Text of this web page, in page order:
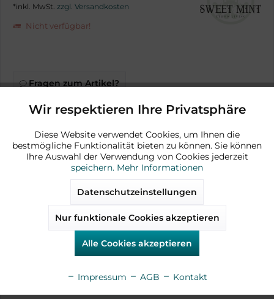
*inkl. MwSt. zzgl. Versandkosten
Nicht verfügbar!
Fragen zum Artikel?
Artikel-Nr.: AD15091
verfügbar
Funktionale Aktiv
Marketing Aktiv
Aktiv
Wir respektieren Ihre Privatsphäre
Diese Website verwendet Cookies, um Ihnen die
bestmögliche Funktionalität bieten zu können. Sie können
Ihre Auswahl der Verwendung von Cookies jederzeit
speichern. Mehr Informationen
Datenschutzeinstellungen
Nur funktionale Cookies akzeptieren
Alle Cookies akzeptieren
Impressum AGB Kontakt